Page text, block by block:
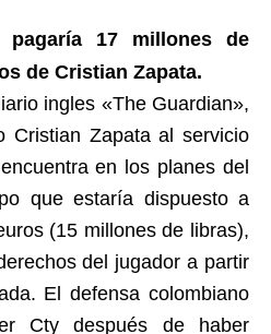
pagaría 17 millones de
de Cristian Zapata.
ingles «The Guardian»,
Cristian Zapata al servicio
en los planes del
que estaría dispuesto a
(15 millones de libras),
del jugador a partir
El defensa colombiano
Cty después de haber